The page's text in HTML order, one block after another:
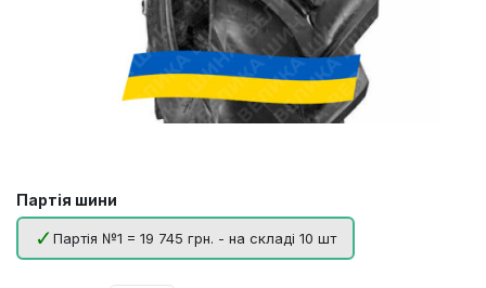
Партія шини
Партія №1 = 19 745 грн. - на складі 10 шт